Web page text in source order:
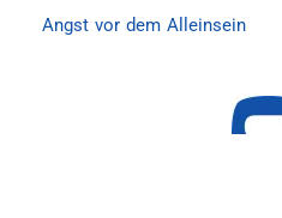
Angst vor dem Alleinsein